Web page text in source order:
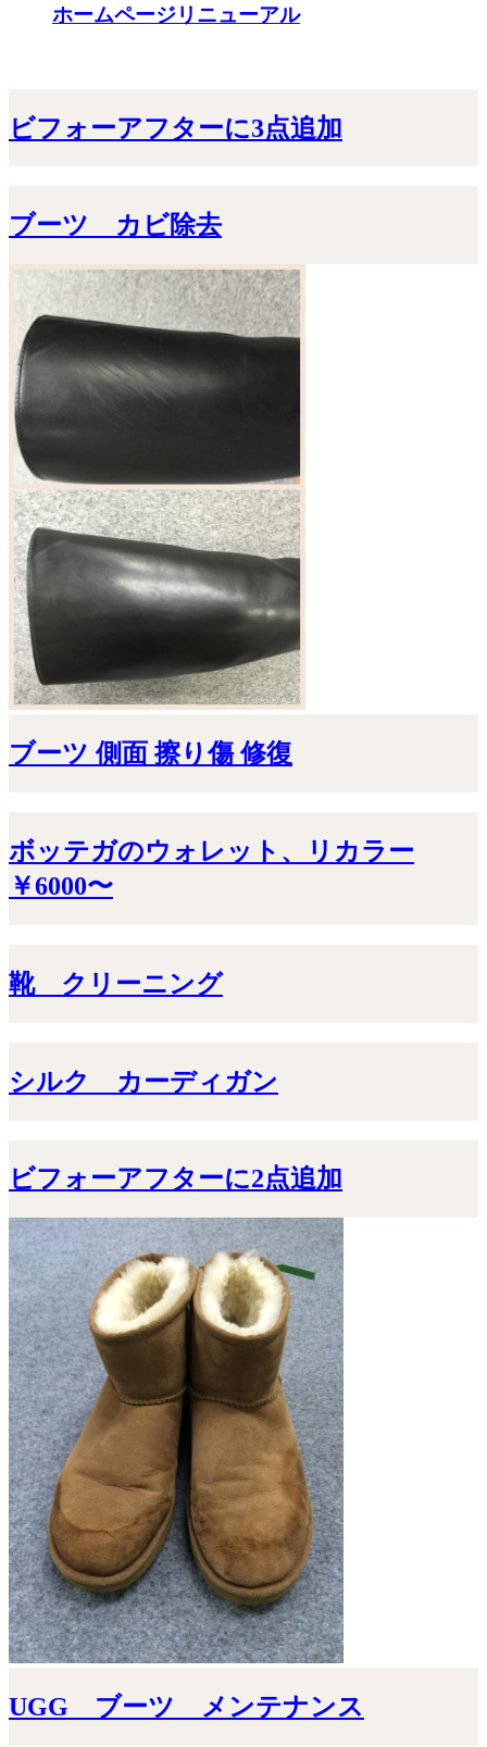
ホームページリニューアル
ビフォーアフターに3点追加
ブーツ カビ除去
ブーツ 側面 擦り傷 修復
ボッテガのウォレット、リカラー
￥6000〜
靴 クリーニング
シルク カーディガン
ビフォーアフターに2点追加
UGG ブーツ メンテナンス